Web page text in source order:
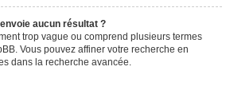
aucun résultat ?
trop vague ou comprend plusieurs termes
Vous pouvez affiner votre recherche en
dans la recherche avancée.